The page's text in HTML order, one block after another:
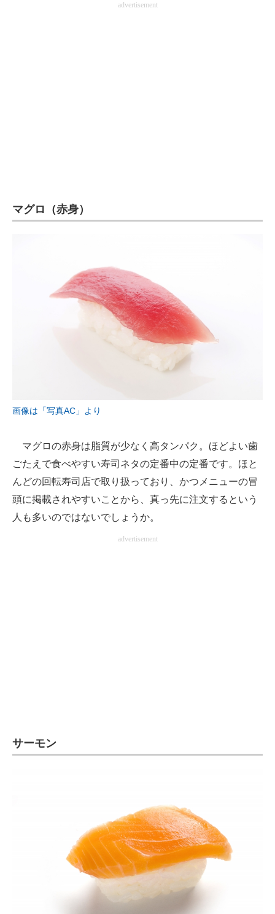
advertisement
マグロ（赤身）
画像は「写真AC」より
マグロの赤身は脂質が少なく高タンパク。ほどよい歯
ごたえで食べやすい寿司ネタの定番中の定番です。ほと
んどの回転寿司店で取り扱っており、かつメニューの冒
頭に掲載されやすいことから、真っ先に注文するという
人も多いのではないでしょうか。
advertisement
サーモン